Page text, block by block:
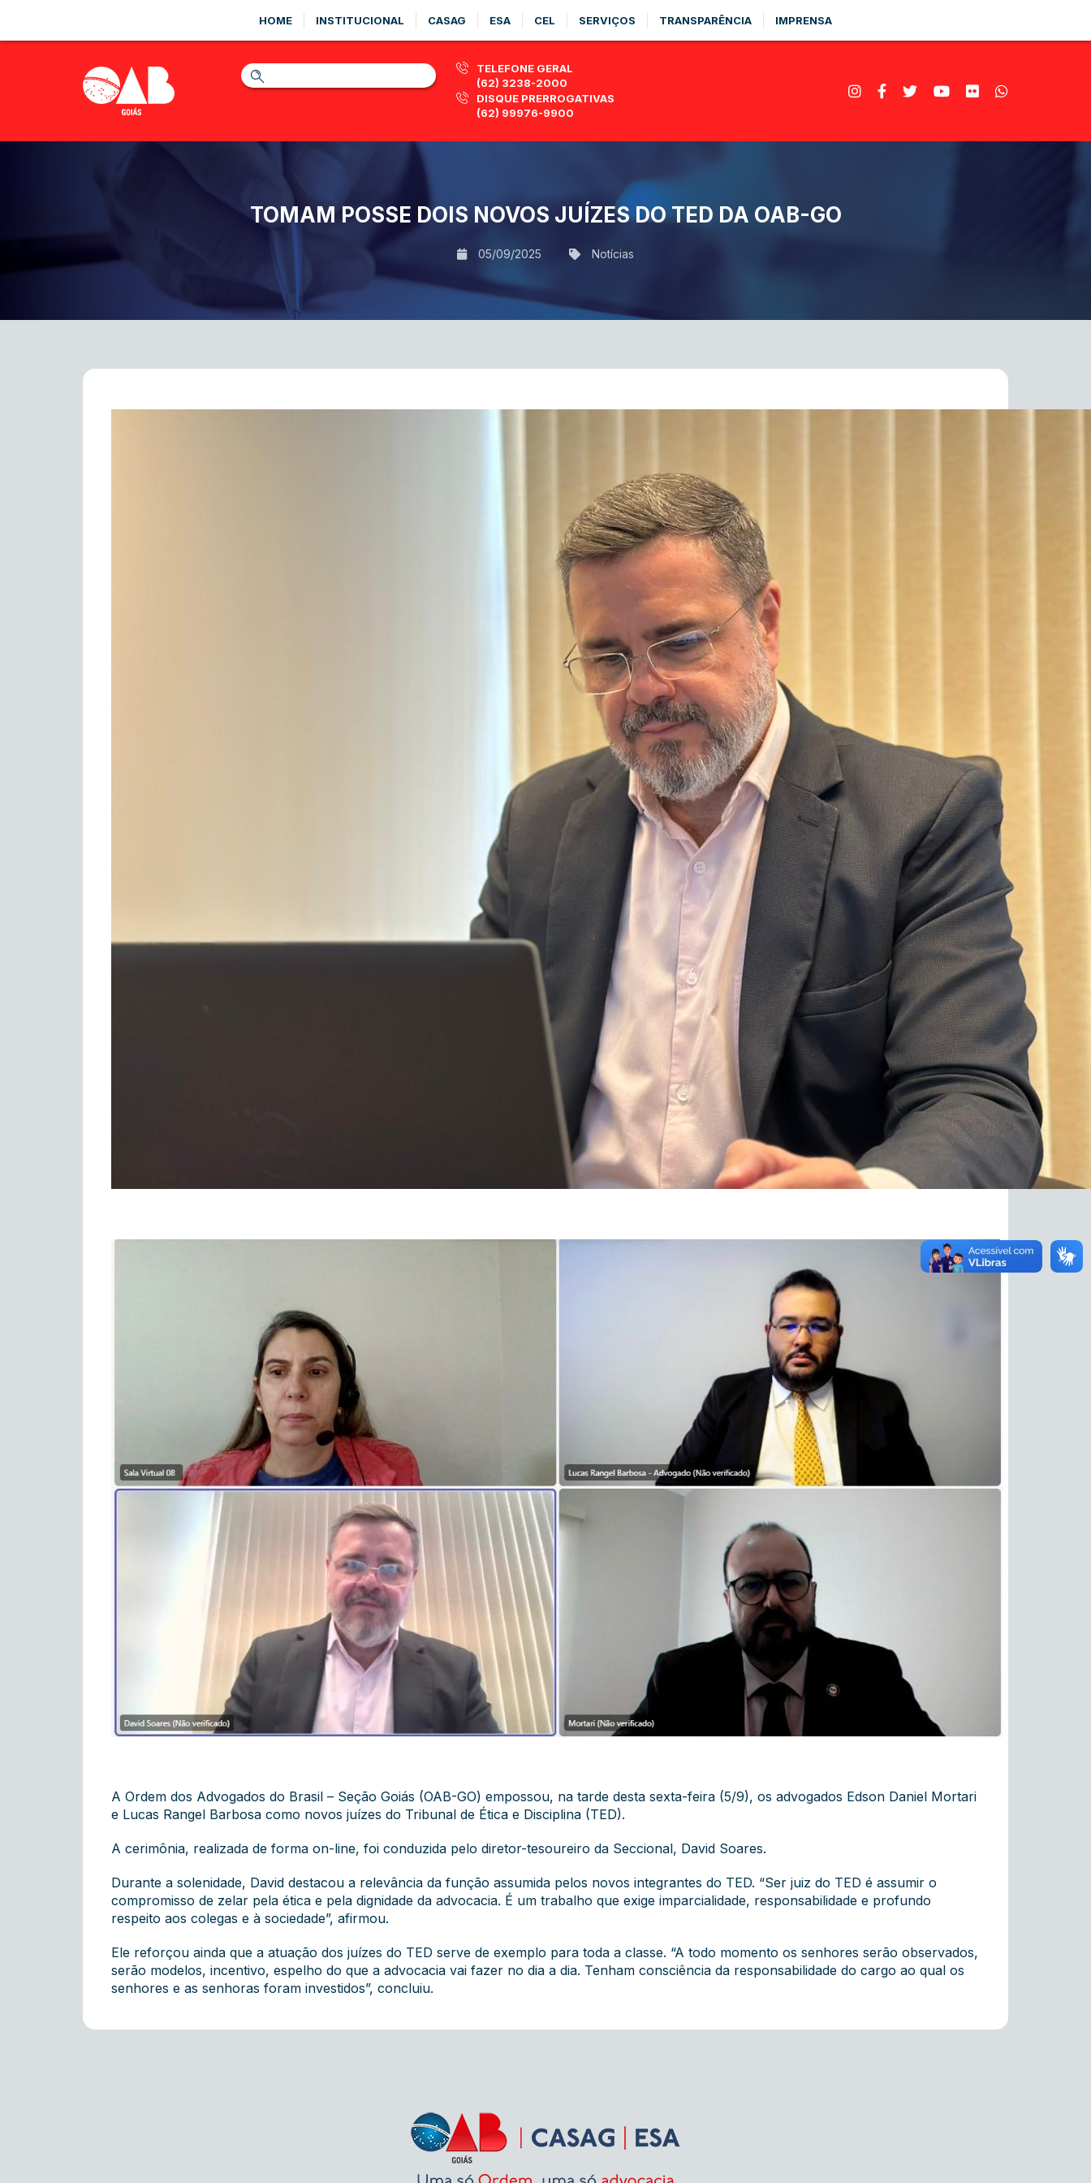
HOME INSTITUCIONAL CASAG ESA CEL SERVIÇOS TRANSPARÊNCIA IMPRENSA
TELEFONE GERAL
(62) 3238-2000
DISQUE PRERROGATIVAS
(62) 99976-9900
TOMAM POSSE DOIS NOVOS JUÍZES DO TED DA OAB-GO
05/09/2025 Notícias
A Ordem dos Advogados do Brasil – Seção Goiás (OAB-GO) empossou, na tarde desta sexta-feira (5/9), os advogados Edson Daniel Mortari
e Lucas Rangel Barbosa como novos juízes do Tribunal de Ética e Disciplina (TED).
A cerimônia, realizada de forma on-line, foi conduzida pelo diretor-tesoureiro da Seccional, David Soares.
Durante a solenidade, David destacou a relevância da função assumida pelos novos integrantes do TED. “Ser juiz do TED é assumir o
compromisso de zelar pela ética e pela dignidade da advocacia. É um trabalho que exige imparcialidade, responsabilidade e profundo
respeito aos colegas e à sociedade”, afirmou.
Ele reforçou ainda que a atuação dos juízes do TED serve de exemplo para toda a classe. “A todo momento os senhores serão observados,
serão modelos, incentivo, espelho do que a advocacia vai fazer no dia a dia. Tenham consciência da responsabilidade do cargo ao qual os
senhores e as senhoras foram investidos”, concluiu.